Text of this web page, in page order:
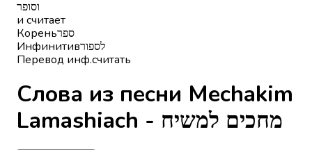
וסופר
и считает
Кореньספר
Инфинитивלספור
Перевод инф.считать
Слова из песни Mechakim
Lamashiach - מחכים למשיח